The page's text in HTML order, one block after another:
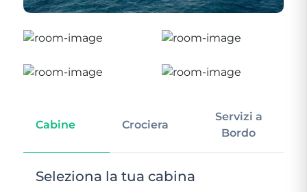
Cabine Crociera
Servizi a
Bordo
Seleziona la tua cabina